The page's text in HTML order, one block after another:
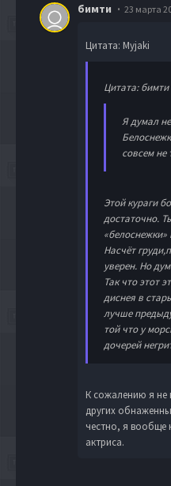
бимти 23 марта
Цитата: Myjaki
Цитата: бимти
Я думал
совсем не
Этой кураги
достаточно.
Насчёт
уверен. Но
Так что этот
диснея в
лучше
той что у
дочерей
К сожалению я не
других
честно, я вообще
актриса.